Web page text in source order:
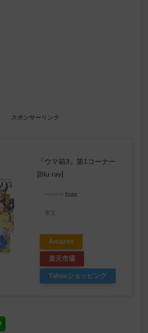
スポンサーリンク
『ウマ箱3』第1コーナー
[Blu-ray]
created by Rinker
東宝
Amazon
楽天市場
Yahooショッピング